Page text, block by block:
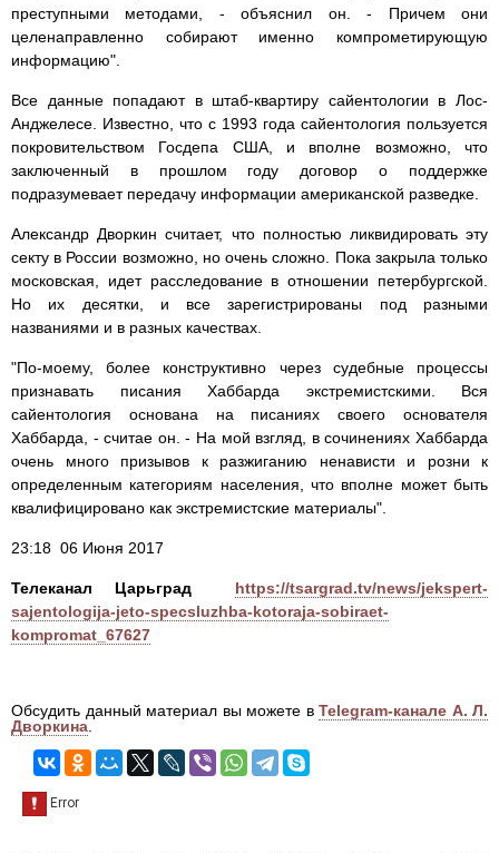
преступными методами, - объяснил он. - Причем они
целенаправленно собирают именно компрометирующую
информацию".
Все данные попадают в штаб-квартиру сайентологии в Лос-
Анджелесе. Известно, что с 1993 года сайентология пользуется
покровительством Госдепа США, и вполне возможно, что
заключенный в прошлом году договор о поддержке
подразумевает передачу информации американской разведке.
Александр Дворкин считает, что полностью ликвидировать эту
секту в России возможно, но очень сложно. Пока закрыла только
московская, идет расследование в отношении петербургской.
Но их десятки, и все зарегистрированы под разными
названиями и в разных качествах.
"По-моему, более конструктивно через судебные процессы
признавать писания Хаббарда экстремистскими. Вся
сайентология основана на писаниях своего основателя
Хаббарда, - считае он. - На мой взгляд, в сочинениях Хаббарда
очень много призывов к разжиганию ненависти и розни к
определенным категориям населения, что вполне может быть
квалифицировано как экстремистские материалы".
23:18 06 Июня 2017
Телеканал Царьград
https://tsargrad.tv/news/jekspert-
sajentologija-jeto-specsluzhba-kotoraja-sobiraet-
kompromat_67627
Обсудить данный материал вы можете в Telegram-канале А. Л.
Дворкина.